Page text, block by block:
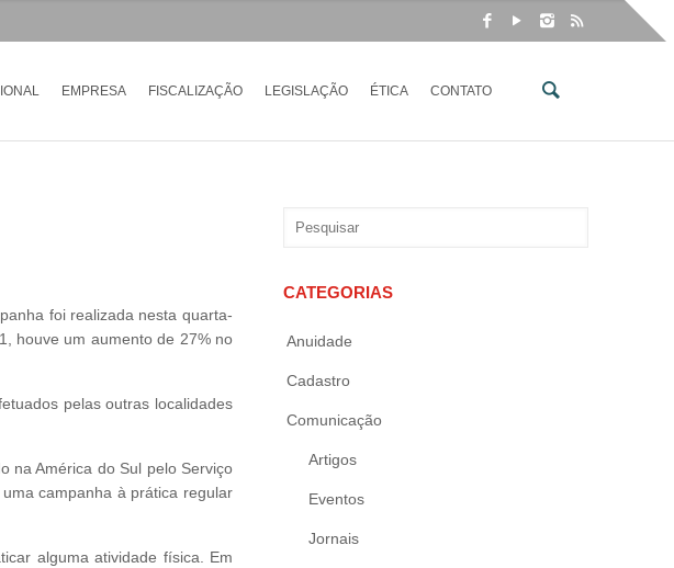
EMPRESA FISCALIZAÇÃO LEGISLAÇÃO ÉTICA CONTATO
foi realizada nesta quarta-
houve um aumento de 27% no
pelas outras localidades
na América do Sul pelo Serviço
campanha à prática regular
alguma atividade física. Em
CATEGORIAS
Anuidade
Cadastro
Comunicação
Artigos
Eventos
Jornais